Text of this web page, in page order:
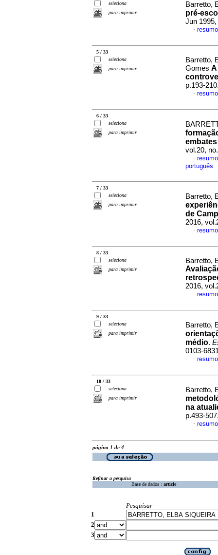
seleciona
para imprimir
Barretto,
pré-
Jun
·
5 / 33
seleciona
para imprimir
Barretto,
Gomes A
p.193-
·
6 / 33
seleciona
para imprimir
vol.20,
·
português
7 / 33
seleciona
para imprimir
Barretto,
de
2016,
·
8 / 33
seleciona
para imprimir
Barretto,
2016,
·
9 / 33
seleciona
para imprimir
Barretto,
médio.
0103-
·
10 / 33
seleciona
para imprimir
Barretto,
na
p.493-
·
página 1 de 4
Refinar a pesquisa
Base de dados : article
Pesquisar
1
2
3